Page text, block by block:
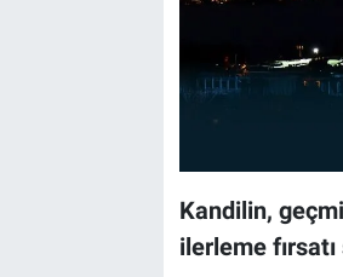
Kandilin,
ilerleme